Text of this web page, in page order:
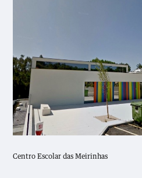
Centro Escolar das Meirinhas